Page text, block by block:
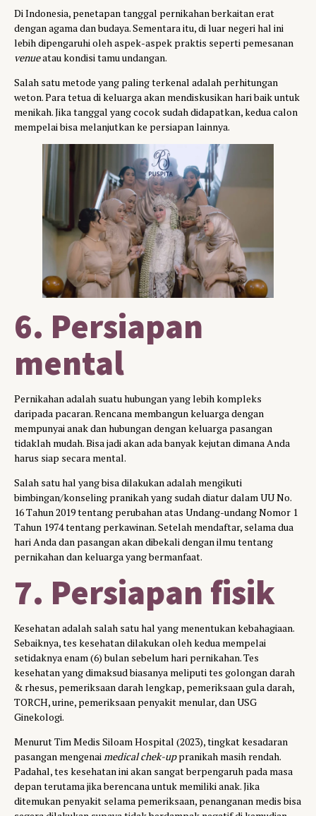
Di Indonesia, penetapan tanggal pernikahan berkaitan erat
dengan agama dan budaya. Sementara itu, di luar negeri hal ini
lebih dipengaruhi oleh aspek-aspek praktis seperti pemesanan
venueatau kondisi tamu undangan.
Salah satu metode yang paling terkenal adalah perhitungan
weton. Para tetua di keluarga akan mendiskusikan hari baik untuk
menikah. Jika tanggal yang cocok sudah didapatkan, kedua calon
mempelai bisa melanjutkan ke persiapan lainnya.
6. Persiapan
mental
Pernikahan adalah suatu hubungan yang lebih kompleks
daripada pacaran. Rencana membangun keluarga dengan
mempunyai anak dan hubungan dengan keluarga pasangan
tidaklah mudah. Bisa jadi akan ada banyak kejutan dimana Anda
harus siap secara mental.
Salah satu hal yang bisa dilakukan adalah mengikuti
bimbingan/konseling pranikah yang sudah diatur dalam UU No.
16 Tahun 2019 tentang perubahan atas Undang-undang Nomor 1
Tahun 1974 tentang perkawinan. Setelah mendaftar, selama dua
hari Anda dan pasangan akan dibekali dengan ilmu tentang
pernikahan dan keluarga yang bermanfaat.
7. Persiapan fisik
Kesehatan adalah salah satu hal yang menentukan kebahagiaan.
Sebaiknya, tes kesehatan dilakukan oleh kedua mempelai
setidaknya enam (6) bulan sebelum hari pernikahan. Tes
kesehatan yang dimaksud biasanya meliputi tes golongan darah
& rhesus, pemeriksaan darah lengkap, pemeriksaan gula darah,
TORCH, urine, pemeriksaan penyakit menular, dan USG
Ginekologi.
Menurut Tim Medis Siloam Hospital (2023), tingkat kesadaran
pasangan mengenaimedical chek-uppranikah masih rendah.
Padahal, tes kesehatan ini akan sangat berpengaruh pada masa
depan terutama jika berencana untuk memiliki anak. Jika
ditemukan penyakit selama pemeriksaan, penanganan medis bisa